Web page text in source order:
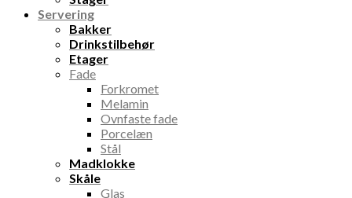
Servering
Bakker
Drinkstilbehør
Etager
Fade
Forkromet
Melamin
Ovnfaste fade
Porcelæn
Stål
Madklokke
Skåle
Glas